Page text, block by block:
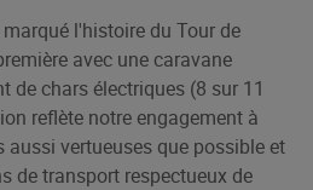
l'histoire du Tour de
avec une caravane
de chars électriques (8 sur 11
reflète notre engagement à
aussi vertueuses que possible et
de transport respectueux de